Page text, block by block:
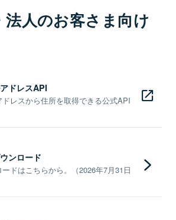
法人のお客さま向け
ドレスAPI
レスから住所を取得できる公式API
ンロード
ドはこちらから。（2026年7月31日